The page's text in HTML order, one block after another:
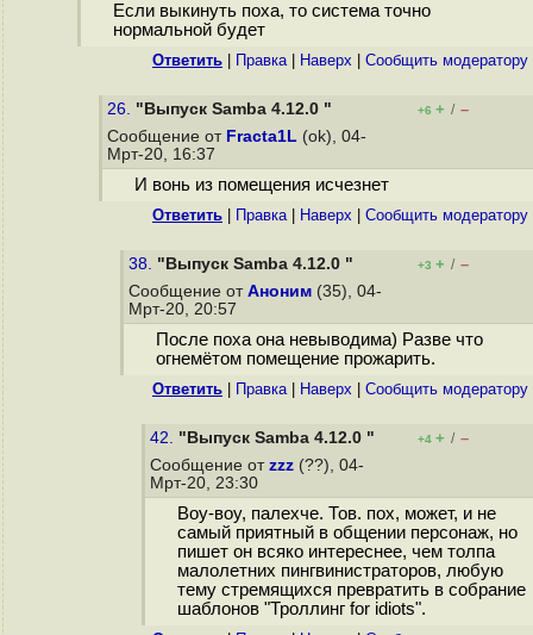
Если выкинуть поха, то система точно
нормальной будет
Ответить Правка| Наверх Cообщить модератору
26. "Выпуск Samba 4.12.0 " +6 + / –
Сообщение от Fracta1L (ok), 04-
Мрт-20, 16:37
И вонь из помещения исчезнет
Ответить Правка| Наверх Cообщить модератору
38. "Выпуск Samba 4.12.0 " +3 + / –
Сообщение от Аноним (35), 04-
Мрт-20, 20:57
После поха она невыводима) Разве что
огнемётом помещение прожарить.
Ответить Правка| Наверх Cообщить модератору
42. "Выпуск Samba 4.12.0 " +4 + / –
Сообщение от zzz (??), 04-
Мрт-20, 23:30
Воу-воу, палехче. Тов. пох, может, и не
самый приятный в общении персонаж, но
пишет он всяко интереснее, чем толпа
малолетних пингвинистраторов, любую
тему стремящихся превратить в собрание
шаблонов "Троллинг for idiots".